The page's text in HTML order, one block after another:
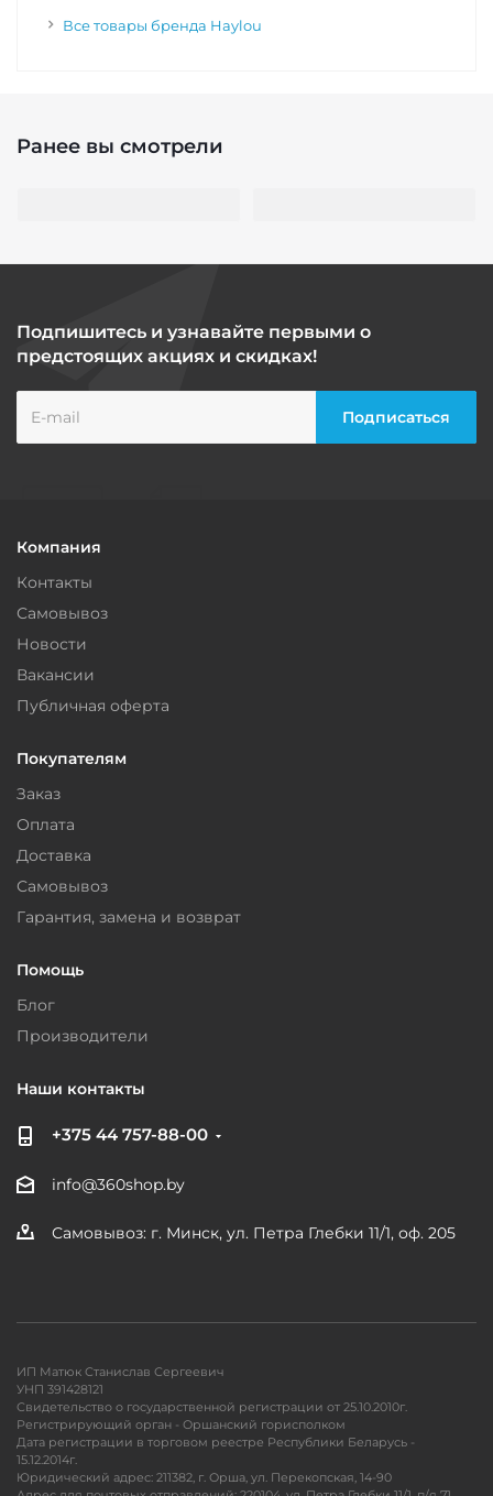
Все товары бренда Haylou
Ранее вы смотрели
Подпишитесь и узнавайте первыми о
предстоящих акциях и скидках!
Компания
Контакты
Самовывоз
Новости
Вакансии
Публичная оферта
Покупателям
Заказ
Оплата
Доставка
Самовывоз
Гарантия, замена и возврат
Помощь
Блог
Производители
Наши контакты
+375 44 757-88-00
info@360shop.by
Самовывоз: г. Минск, ул. Петра Глебки 11/1, оф. 205
ИП Матюк Станислав Сергеевич
УНП 391428121
Свидетельство о государственной регистрации от 25.10.2010г.
Регистрирующий орган - Оршанский горисполком
Дата регистрации в торговом реестре Республики Беларусь -
15.12.2014г.
Юридический адрес: 211382, г. Орша, ул. Перекопская, 14-90